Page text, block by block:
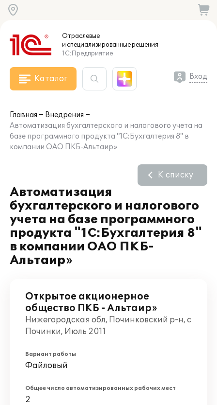
Отраслевые
и специализированныерешения
1С:Предприятие
Каталог Вход
Главная
Внедрения
Автоматизация бухгалтерского и налогового учета на
базе программного продукта "1С:Бухгалтерия 8" в
компании ОАО ПКБ-Альтаир»
Автоматизация
бухгалтерского и налогового
учета на базе программного
продукта "1С:Бухгалтерия 8"
в компании ОАО ПКБ-
Альтаир»
К списку
Открытое акционерное
общество ПКБ - Альтаир»
Нижегородская обл, Починковский р-н, с
Починки, Июль 2011
Вариант работы
Файловый
Общее число автоматизированных рабочих мест
2